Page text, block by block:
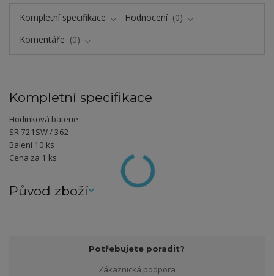
Kompletní specifikace Hodnocení
0
Komentáře
0
Kompletní specifikace
Hodinková baterie
SR 721SW / 362
Balení 10 ks
Cena za 1 ks
Původ zboží
Potřebujete poradit?
Zákaznická podpora